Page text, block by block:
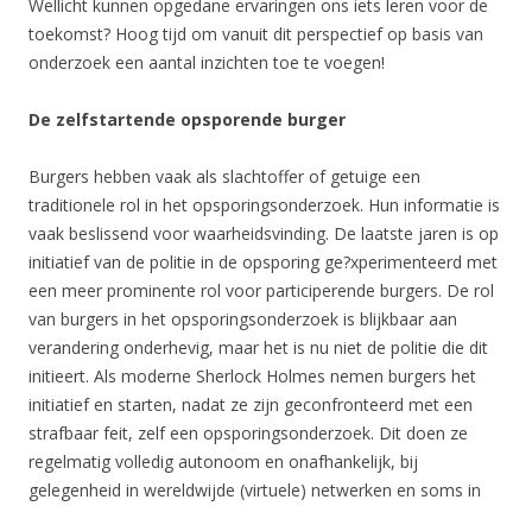
Wellicht kunnen opgedane ervaringen ons iets leren voor de
toekomst? Hoog tijd om vanuit dit perspectief op basis van
onderzoek een aantal inzichten toe te voegen!
De zelfstartende opsporende burger
Burgers hebben vaak als slachtoffer of getuige een
traditionele rol in het opsporingsonderzoek. Hun informatie is
vaak beslissend voor waarheidsvinding. De laatste jaren is op
initiatief van de politie in de opsporing ge?xperimenteerd met
een meer prominente rol voor participerende burgers. De rol
van burgers in het opsporingsonderzoek is blijkbaar aan
verandering onderhevig, maar het is nu niet de politie die dit
initieert. Als moderne Sherlock Holmes nemen burgers het
initiatief en starten, nadat ze zijn geconfronteerd met een
strafbaar feit, zelf een opsporingsonderzoek. Dit doen ze
regelmatig volledig autonoom en onafhankelijk, bij
gelegenheid in wereldwijde (virtuele) netwerken en soms in